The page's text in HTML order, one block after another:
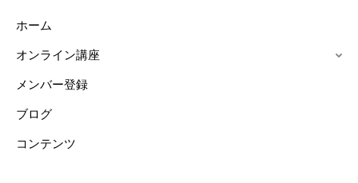
ホーム
オンライン講座
メンバー登録
ブログ
コンテンツ